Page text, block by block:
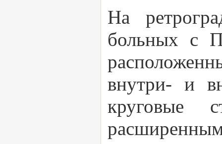
На
больных с
внутри- и
круговые